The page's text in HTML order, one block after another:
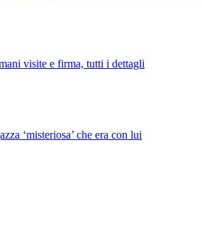
visite e firma, tutti i dettagli
‘misteriosa’ che era con lui